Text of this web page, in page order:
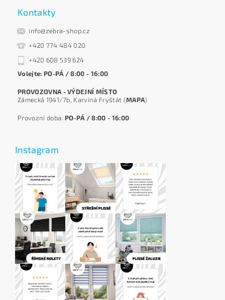
Kontakty
info@zebra-shop.cz
+420 774 484 020
+420 608 539 624
Volejte: PO-PÁ / 8:00 - 16:00
PROVOZOVNA - VÝDEJNÍ MÍSTO
Zámecká 1941/7b, Karviná Fryštát (MAPA)
Provozní doba: PO-PÁ / 8:00 - 16:00
Instagram